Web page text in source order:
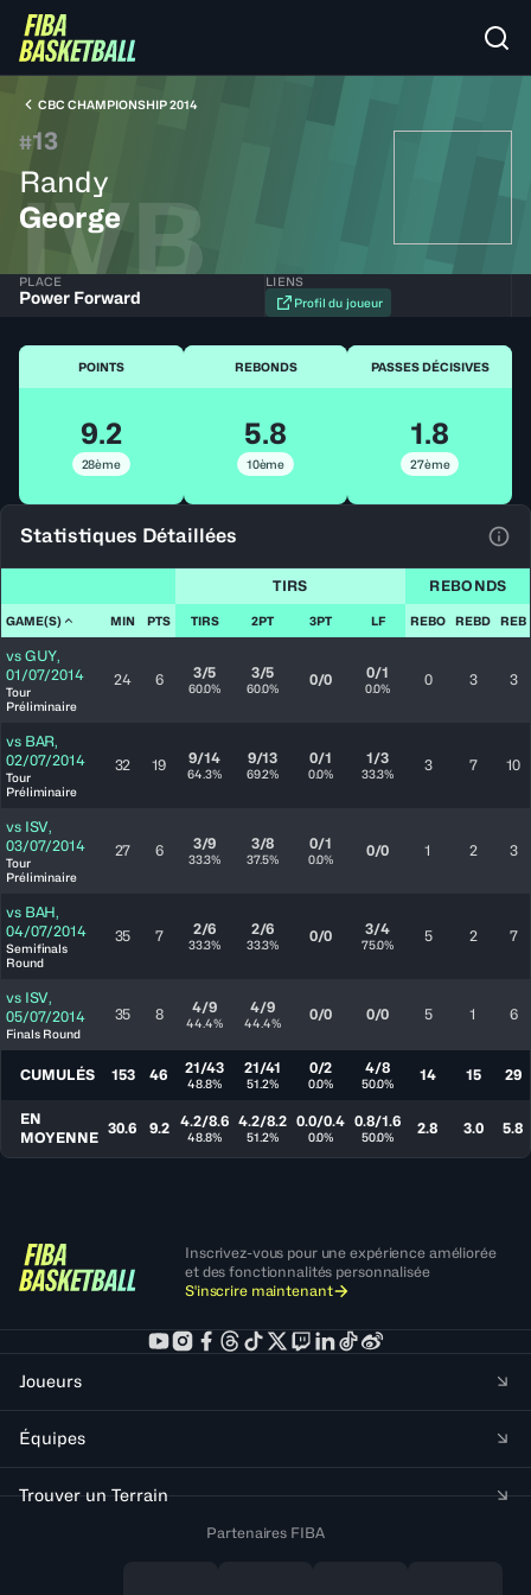
CBC CHAMPIONSHIP 2014
#13
Randy
George
IVB
PLACE
Power Forward
LIENS
Profil du joueur
POINTS
9.2
28ème
REBONDS
5.8
10ème
PASSES DÉCISIVES
1.8
27ème
Statistiques Détaillées
TIRS REBONDS
GAME(S) MIN PTS TIRS 2PT 3PT LF REBO REBD REB
vs GUY,
01/07/2014
Tour
Préliminaire
24 6 3/5
60.0%
3/5
60.0% 0/0 0/1
0.0% 0 3 3
vs BAR,
02/07/2014
Tour
Préliminaire
32 19 9/14
64.3%
9/13
69.2%
0/1
0.0%
1/3
33.3% 3 7 10
vs ISV,
03/07/2014
Tour
Préliminaire
27 6 3/9
33.3%
3/8
37.5%
0/1
0.0% 0/0 1 2 3
vs BAH,
04/07/2014
Semifinals
Round
35 7 2/6
33.3%
2/6
33.3% 0/0 3/4
75.0% 5 2 7
vs ISV,
05/07/2014
Finals Round
35 8 4/9
44.4%
4/9
44.4% 0/0 0/0 5 1 6
CUMULÉS 153 46 21/43
48.8%
21/41
51.2%
0/2
0.0%
4/8
50.0% 14 15 29
EN
MOYENNE
30.6 9.2 4.2/8.6
48.8%
4.2/8.2
51.2%
0.0/0.4
0.0%
0.8/1.6
50.0% 2.8 3.0 5.8
Inscrivez-vous pour une expérience améliorée
et des fonctionnalités personnalisée
S'inscrire maintenant
Joueurs
Équipes
Trouver un Terrain
Partenaires FIBA